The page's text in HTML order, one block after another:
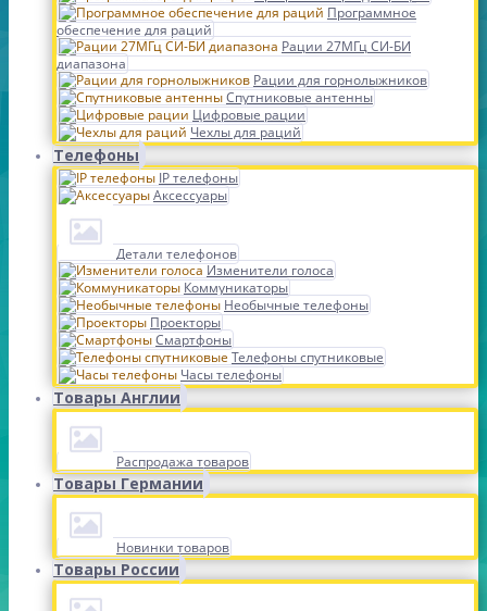
Программное
обеспечение для раций
Рации 27МГц СИ-БИ
диапазона
Рации для горнолыжников
Спутниковые антенны
Цифровые рации
Чехлы для раций
Телефоны
IP телефоны
Аксессуары
Детали телефонов
Изменители голоса
Коммуникаторы
Необычные телефоны
Проекторы
Смартфоны
Телефоны спутниковые
Часы телефоны
Товары Англии
Распродажа товаров
Товары Германии
Новинки товаров
Товары России